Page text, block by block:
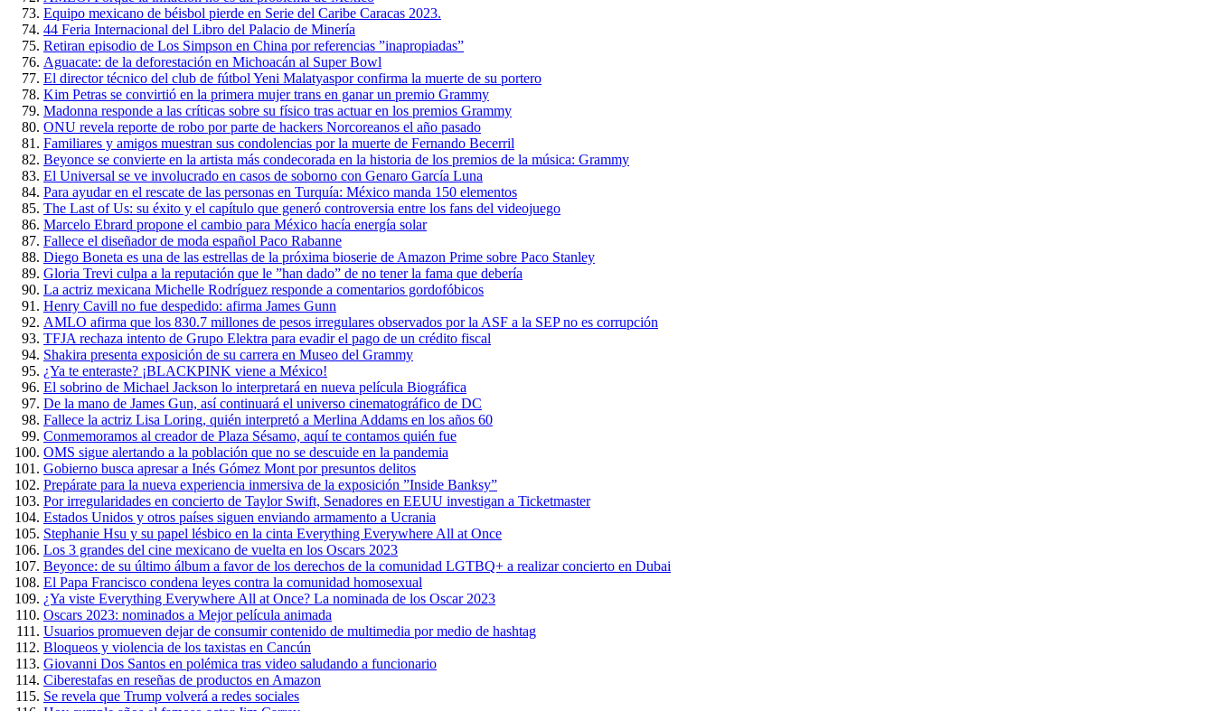
Equipo mexicano de béisbol pierde en Serie del Caribe Caracas 2023.
44 Feria Internacional del Libro del Palacio de Minería
Retiran episodio de Los Simpson en China por referencias ”inapropiadas”
Aguacate: de la deforestación en Michoacán al Super Bowl
El director técnico del club de fútbol Yeni Malatyaspor confirma la muerte de su portero
Kim Petras se convirtió en la primera mujer trans en ganar un premio Grammy
Madonna responde a las críticas sobre su físico tras actuar en los premios Grammy
ONU revela reporte de robo por parte de hackers Norcoreanos el año pasado
Familiares y amigos muestran sus condolencias por la muerte de Fernando Becerril
Beyonce se convierte en la artista más condecorada en la historia de los premios de la música: Grammy
El Universal se ve involucrado en casos de soborno con Genaro García Luna
Para ayudar en el rescate de las personas en Turquía: México manda 150 elementos
The Last of Us: su éxito y el capítulo que generó controversia entre los fans del videojuego
Marcelo Ebrard propone el cambio para México hacía energía solar
Fallece el diseñador de moda español Paco Rabanne
Diego Boneta es una de las estrellas de la próxima bioserie de Amazon Prime sobre Paco Stanley
Gloria Trevi culpa a la reputación que le ”han dado” de no tener la fama que debería
La actriz mexicana Michelle Rodríguez responde a comentarios gordofóbicos
Henry Cavill no fue despedido: afirma James Gunn
AMLO afirma que los 830.7 millones de pesos irregulares observados por la ASF a la SEP no es corrupción
TFJA rechaza intento de Grupo Elektra para evadir el pago de un crédito fiscal
Shakira presenta exposición de su carrera en Museo del Grammy
¿Ya te enteraste? ¡BLACKPINK viene a México!
El sobrino de Michael Jackson lo interpretará en nueva película Biográfica
De la mano de James Gun, así continuará el universo cinematográfico de DC
Fallece la actriz Lisa Loring, quién interpretó a Merlina Addams en los años 60
Conmemoramos al creador de Plaza Sésamo, aquí te contamos quién fue
OMS sigue alertando a la población que no se descuide en la pandemia
Gobierno busca apresar a Inés Gómez Mont por presuntos delitos
Prepárate para la nueva experiencia inmersiva de la exposición ”Inside Banksy”
Por irregularidades en concierto de Taylor Swift, Senadores en EEUU investigan a Ticketmaster
Estados Unidos y otros países siguen enviando armamento a Ucrania
Stephanie Hsu y su papel lésbico en la cinta Everything Everywhere All at Once
Los 3 grandes del cine mexicano de vuelta en los Oscars 2023
Beyonce: de su último álbum a favor de los derechos de la comunidad LGTBQ+ a realizar concierto en Dubai
El Papa Francisco condena leyes contra la comunidad homosexual
¿Ya viste Everything Everywhere All at Once? La nominada de los Oscar 2023
Oscars 2023: nominados a Mejor película animada
Usuarios promueven dejar de consumir contenido de multimedia por medio de hashtag
Bloqueos y violencia de los taxistas en Cancún
Giovanni Dos Santos en polémica tras video saludando a funcionario
Ciberestafas en reseñas de productos en Amazon
Se revela que Trump volverá a redes sociales